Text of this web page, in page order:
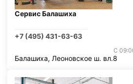
Сервис Балашиха
+7 (495) 431-63-63
С
Балашиха, Леоновское ш. вл.8